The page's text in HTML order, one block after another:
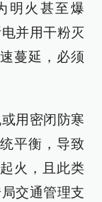
明火甚至爆
并用干粉灭
蔓延，必须
用密闭防寒
平衡，导致
火，且此类
交通管理支